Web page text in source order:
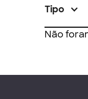
Tipo
Não